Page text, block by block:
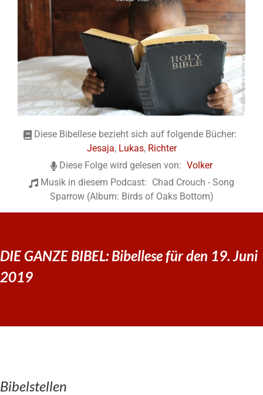
Diese Bibellese bezieht sich auf folgende Bücher:
Jesaja, Lukas, Richter
Diese Folge wird gelesen von: Volker
Musik in diesem Podcast: Chad Crouch - Song
Sparrow (Album: Birds of Oaks Bottom)
DIE GANZE BIBEL: Bibellese für den 19. Juni
2019
Bibelstellen